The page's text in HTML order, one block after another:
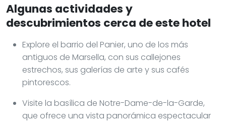
Algunas actividades y
descubrimientos cerca de este hotel
Explore el barrio del Panier, uno de los más
antiguos de Marsella, con sus callejones
estrechos, sus galerías de arte y sus cafés
pintorescos.
Visite la basílica de Notre-Dame-de-la-Garde,
que ofrece una vista panorámica espectacular